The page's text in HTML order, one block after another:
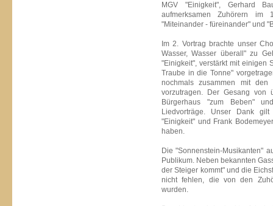
MGV "Einigkeit", Gerhard
aufmerksamen Zuhörern im
"Miteinander - füreinander" und
Im 2. Vortrag brachte unser
Wasser, Wasser überall" zu
"Einigkeit", verstärkt mit einigen
Traube in die Tonne"
nochmals zusammen mit
vorzutragen. Der Gesang von
Bürgerhaus "zum Beben"
Liedvorträge. Unser Dank
"Einigkeit" und Frank
haben.
Die "Sonnenstein-Musikanten"
Publikum. Neben bekannten
der Steiger kommt" und die
nicht fehlen, die von den
wurden.